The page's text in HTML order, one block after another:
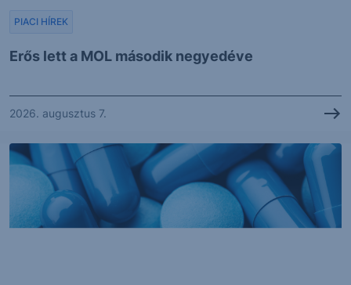
Erős lett a MOL második negyedéve
PIACI HÍREK
2026. augusztus 7.